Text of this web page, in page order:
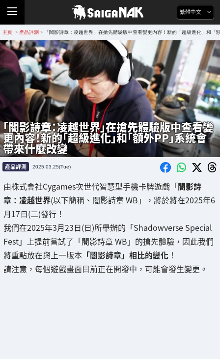
繁體中文
主頁 > 產品評測 > 「闇影詩章：凌越世界」在搶先體驗版中查看變更內容！新的「超級進化」和「
「闇影詩章：凌越世界」在搶先體驗版中查看變
更內容！新的「超級進化」和「額外PP」系統會
帶來什麼改變
產品評測 2025.03.25(Tue)
由株式會社Cygames次世代智慧型手機卡牌遊戲「闇影詩
章：凌越世界(以下簡稱、闇影詩章 WB」，將於將在2025年6
月17日(二)發行！
我們在2025年3月23日(日)所舉辦的「Shadowverse Special
Fest」上提前嘗試了「闇影詩章 WB」的搶先體驗，因此我們
將重點放在與上一版本 「闇影詩章」相比的變化 ！
請注意，每個遊戲畫面目前正在開發中，可能會發生變更。